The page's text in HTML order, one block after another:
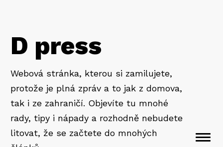
D press
Webová stránka, kterou si zamilujete,
protože je plná zpráv a to jak z domova,
tak i ze zahraničí. Objevíte tu mnohé
rady, tipy i nápady a rozhodně nebudete
litovat, že se začtete do mnohých